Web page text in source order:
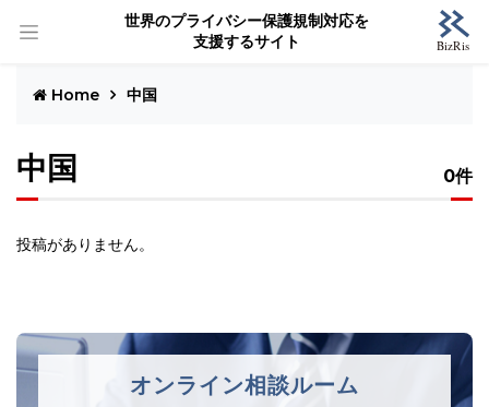
世界のプライバシー保護規制対応を
支援するサイト
Home 中国
中国 0件
投稿がありません。
オンライン相談ルーム